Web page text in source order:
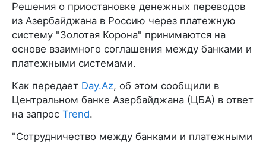
Решения о приостановке денежных переводов
из Азербайджана в Россию через платежную
систему "Золотая Корона" принимаются на
основе взаимного соглашения между банками и
платежными системами.
Как передает Day.Az, об этом сообщили в
Центральном банке Азербайджана (ЦБА) в ответ
на запрос Trend.
"Сотрудничество между банками и платежными